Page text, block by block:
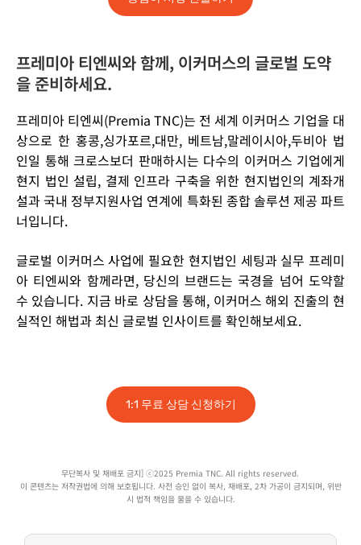
프레미아 티엔씨와 함께, 이커머스의 글로벌 도약
을 준비하세요.
프레미아 티엔씨(Premia TNC)는 전 세계 이커머스 기업을 대
상으로 한 홍콩,싱가포르,대만, 베트남,말레이시아,두비아 법
인일 통해 크로스보더 판매하시는 다수의 이커머스 기업에게
현지 법인 설립, 결제 인프라 구축을 위한 현지법인의 계좌개
설과 국내 정부지원사업 연계에 특화된 종합 솔루션 제공 파트
너입니다.
글로벌 이커머스 사업에 필요한 현지법인 세팅과 실무 프레미
아 티엔씨와 함께라면, 당신의 브랜드는 국경을 넘어 도약할
수 있습니다. 지금 바로 상담을 통해, 이커머스 해외 진출의 현
실적인 해법과 최신 글로벌 인사이트를 확인해보세요.
1:1 무료 상담 신청하기
무단복사 및 재배포금지] ⓒ2025 Premia TNC. All rights reserved.
이 콘텐츠는 저작권법에 의해 보호됩니다. 사전 승인 없이 복사, 재배포, 2차 가공이 금지되며, 위반
시 법적 책임을 물을 수 있습니다.